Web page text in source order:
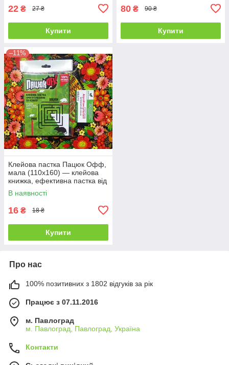
22 ₴ 27 ₴
Купити
80 ₴ 90 ₴
Купити
–11%
Клейова пастка Пацюк Офф,
мала (110х160) — клейова
книжка, ефективна пастка від
гризунів та комах
В наявності
16 ₴ 18 ₴
Купити
Про нас
100% позитивних з 1802 відгуків за рік
Працює з 07.11.2016
м. Павлоград
м. Павлоград, Павлоград, Україна
Контакти